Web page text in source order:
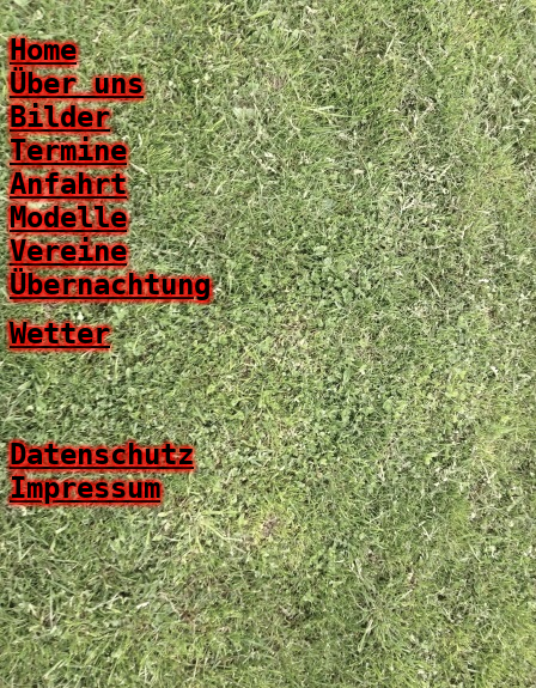
Home
Über uns
Bilder
Termine
Anfahrt
Modelle
Vereine
Übernachtung
Wetter
Datenschutz
Impressum